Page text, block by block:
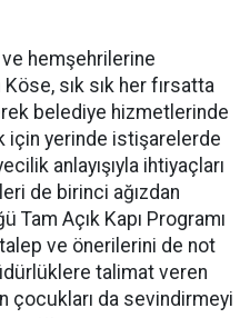
hemşehrilerine
sık sık her fırsatta
belediye hizmetlerinde
için yerinde istişarelerde
anlayışıyla ihtiyaçları
de birinci ağızdan
Tam Açık Kapı Programı
ve önerilerini de not
talimat veren
çocukları da sevindirmeyi